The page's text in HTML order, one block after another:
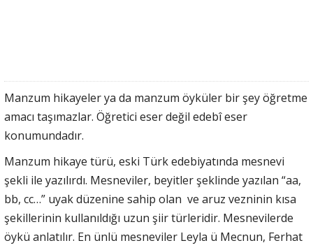
Manzum hikayeler ya da manzum öyküler bir şey öğretme
amacı taşımazlar. Öğretici eser değil edebî eser
konumundadır.
Manzum hikaye türü, eski Türk edebiyatında mesnevi
şekli ile yazılırdı. Mesneviler, beyitler şeklinde yazılan “aa,
bb, cc…” uyak düzenine sahip olan ve aruz vezninin kısa
şekillerinin kullanıldığı uzun şiir türleridir. Mesnevilerde
öykü anlatılır. En ünlü mesneviler Leyla ü Mecnun, Ferhat